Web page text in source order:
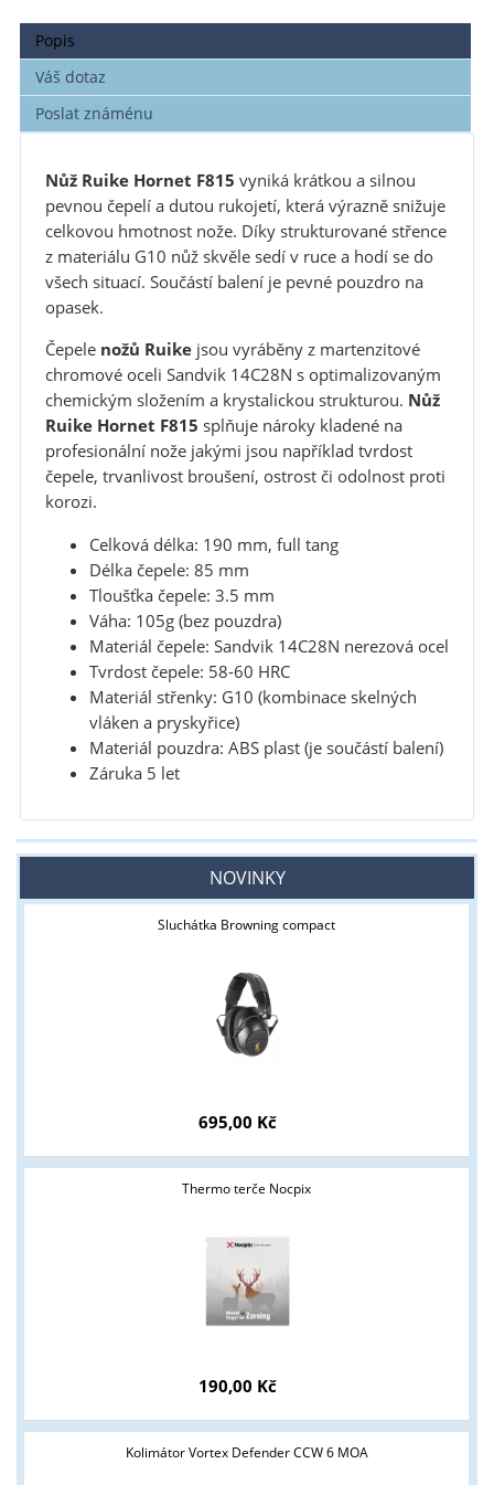
Popis
Váš dotaz
Poslat známénu
Nůž Ruike Hornet F815 vyniká krátkou a silnou
pevnou čepelí a dutou rukojetí, která výrazně snižuje
celkovou hmotnost nože. Díky strukturované střence
z materiálu G10 nůž skvěle sedí v ruce a hodí se do
všech situací. Součástí balení je pevné pouzdro na
opasek.
Čepele nožů Ruikejsou vyráběny z martenzitové
chromové oceli Sandvik 14C28N s optimalizovaným
chemickým složením a krystalickou strukturou. Nůž
Ruike Hornet F815 splňuje nároky kladené na
profesionální nože jakými jsou například tvrdost
čepele, trvanlivost broušení, ostrost či odolnost proti
korozi.
Celková délka: 190 mm, full tang
Délka čepele: 85 mm
Tloušťka čepele: 3.5 mm
Váha: 105g (bez pouzdra)
Materiál čepele: Sandvik 14C28N nerezová ocel
Tvrdost čepele: 58-60 HRC
Materiál střenky: G10 (kombinace skelných
vláken a pryskyřice)
Materiál pouzdra: ABS plast (je součástí balení)
Záruka 5 let
NOVINKY
Sluchátka Browning compact
695,00 Kč
Thermo terče Nocpix
190,00 Kč
Kolimátor Vortex Defender CCW 6 MOA